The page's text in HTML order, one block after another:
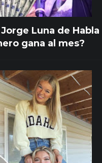
Luna de Habla
gana al mes?